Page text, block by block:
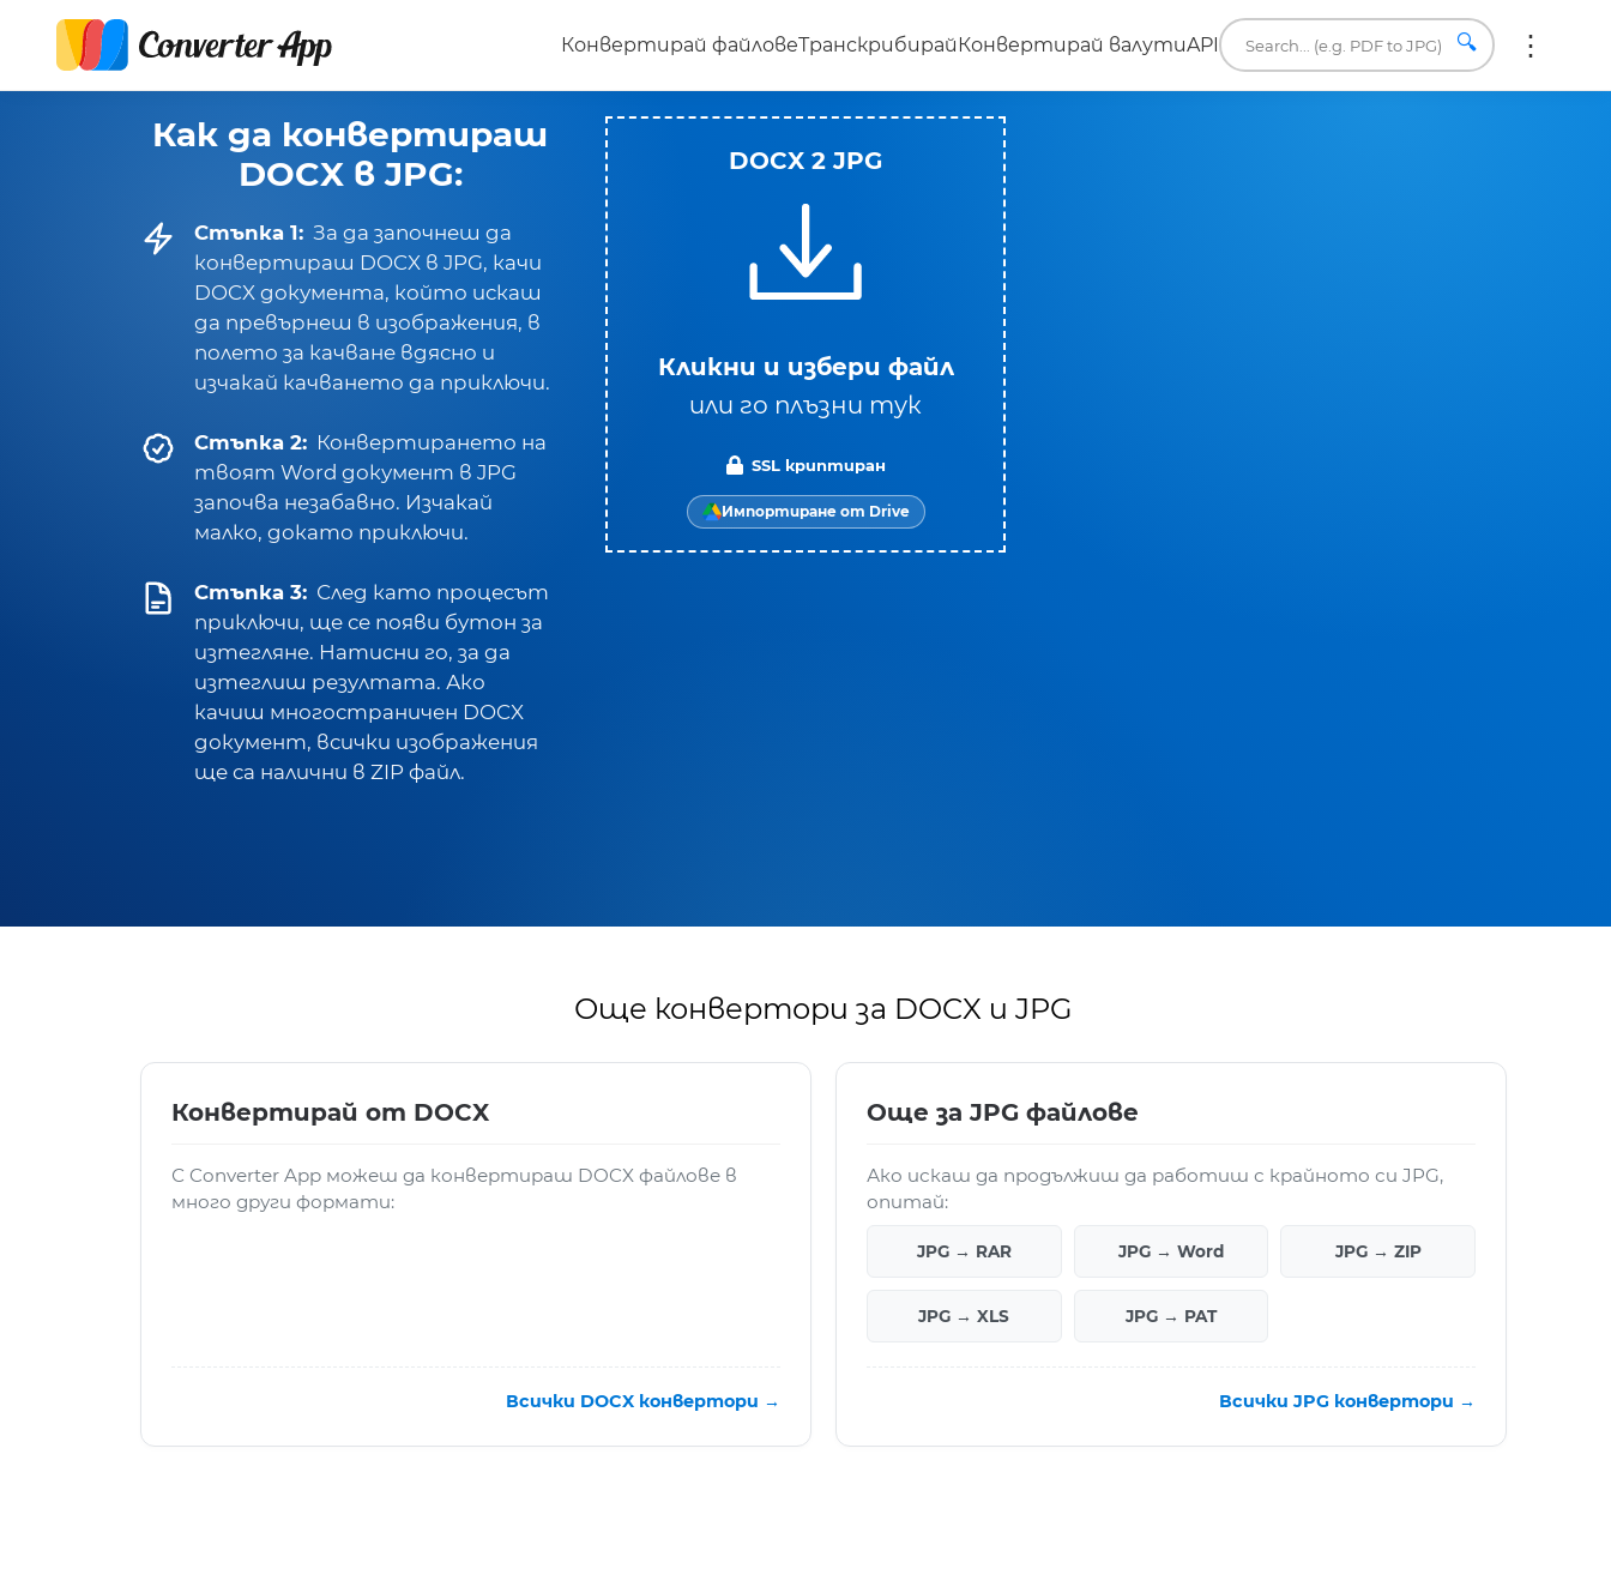
Конвертирай файловеТранскрибирай Конвертирай валутиAPI 🔍
Как да конвертираш
DOCX в JPG:
Стъпка 1: За да започнеш да
конвертираш DOCX в JPG, качи
DOCX документа, който искаш
да превърнеш в изображения, в
полето за качване вдясно и
изчакай качването да приключи.
Стъпка 2: Конвертирането на
твоят Word документ в JPG
започва незабавно. Изчакай
малко, докато приключи.
Стъпка 3: След като процесът
приключи, ще се появи бутон за
изтегляне. Натисни го, за да
изтеглиш резултата. Ако
качиш многостраничен DOCX
документ, всички изображения
ще са налични в ZIP файл.
DOCX 2 JPG
Кликни и избери файл
или го плъзни тук
SSL криптиран
Импортиране от Drive
Още конвертори за DOCX и JPG
Конвертирай от DOCX
С Converter App можеш да конвертираш DOCX файлове в
много други формати:
Всички DOCX конвертори →
Още за JPG файлове
Ако искаш да продължиш да работиш с крайното си JPG,
опитай:
JPG → RAR JPG → Word JPG → ZIP
JPG → XLS JPG → PAT
Всички JPG конвертори →